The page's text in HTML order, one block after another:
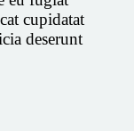
cupidatat
deserunt